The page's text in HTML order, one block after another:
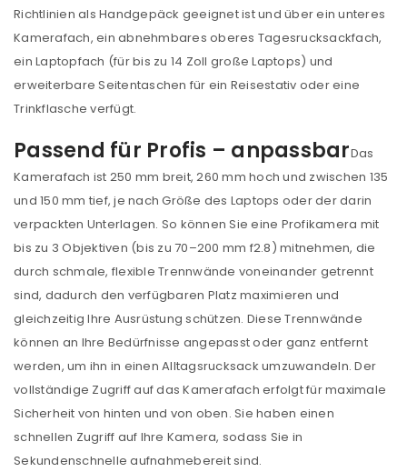
Richtlinien als Handgepäck geeignet ist und über ein unteres
Kamerafach, ein abnehmbares oberes Tagesrucksackfach,
ein Laptopfach (für bis zu 14 Zoll große Laptops) und
erweiterbare Seitentaschen für ein Reisestativ oder eine
Trinkflasche verfügt.
Passend für Profis – anpassbarDas
Kamerafach ist 250 mm breit, 260 mm hoch und zwischen 135
und 150 mm tief, je nach Größe des Laptops oder der darin
verpackten Unterlagen. So können Sie eine Profikamera mit
bis zu 3 Objektiven (bis zu 70–200 mm f2.8) mitnehmen, die
durch schmale, flexible Trennwände voneinander getrennt
sind, dadurch den verfügbaren Platz maximieren und
gleichzeitig Ihre Ausrüstung schützen. Diese Trennwände
können an Ihre Bedürfnisse angepasst oder ganz entfernt
werden, um ihn in einen Alltagsrucksack umzuwandeln. Der
vollständige Zugriff auf das Kamerafach erfolgt für maximale
Sicherheit von hinten und von oben. Sie haben einen
schnellen Zugriff auf Ihre Kamera, sodass Sie in
Sekundenschnelle aufnahmebereit sind.